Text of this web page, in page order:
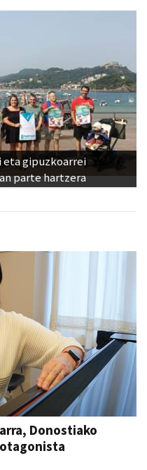
eta gipuzkoarrei
parte hartzera
Donostiako